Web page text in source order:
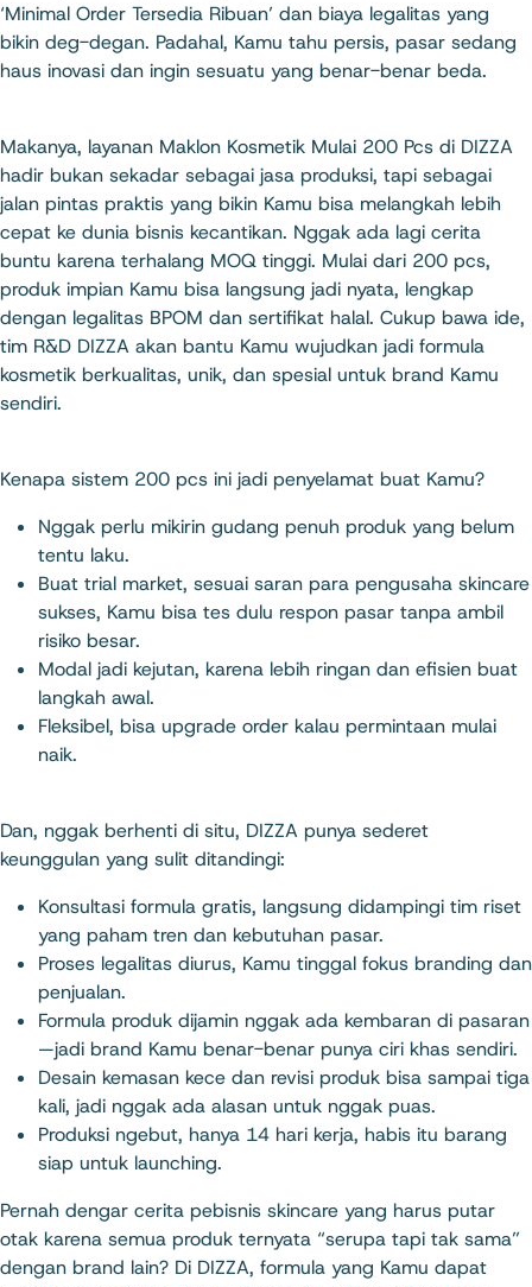
‘Minimal Order Tersedia Ribuan’ dan biaya legalitas yang
bikin deg-degan. Padahal, Kamu tahu persis, pasar sedang
haus inovasi dan ingin sesuatu yang benar-benar beda.
Makanya, layanan Maklon Kosmetik Mulai 200 Pcs di DIZZA
hadir bukan sekadar sebagai jasa produksi, tapi sebagai
jalan pintas praktis yang bikin Kamu bisa melangkah lebih
cepat ke dunia bisnis kecantikan. Nggak ada lagi cerita
buntu karena terhalang MOQ tinggi. Mulai dari 200 pcs,
produk impian Kamu bisa langsung jadi nyata, lengkap
dengan legalitas BPOM dan sertifikat halal. Cukup bawa ide,
tim R&D DIZZA akan bantu Kamu wujudkan jadi formula
kosmetik berkualitas, unik, dan spesial untuk brand Kamu
sendiri.
Kenapa sistem 200 pcs ini jadi penyelamat buat Kamu?
Nggak perlu mikirin gudang penuh produk yang belum
tentu laku.
Buat trial market, sesuai saran para pengusaha skincare
sukses, Kamu bisa tes dulu respon pasar tanpa ambil
risiko besar.
Modal jadi kejutan, karena lebih ringan dan efisien buat
langkah awal.
Fleksibel, bisa upgrade order kalau permintaan mulai
naik.
Dan, nggak berhenti di situ, DIZZA punya sederet
keunggulan yang sulit ditandingi:
Konsultasi formula gratis, langsung didampingi tim riset
yang paham tren dan kebutuhan pasar.
Proses legalitas diurus, Kamu tinggal fokus branding dan
penjualan.
Formula produk dijamin nggak ada kembaran di pasaran
—jadi brand Kamu benar-benar punya ciri khas sendiri.
Desain kemasan kece dan revisi produk bisa sampai tiga
kali, jadi nggak ada alasan untuk nggak puas.
Produksi ngebut, hanya 14 hari kerja, habis itu barang
siap untuk launching.
Pernah dengar cerita pebisnis skincare yang harus putar
otak karena semua produk ternyata “serupa tapi tak sama”
dengan brand lain? Di DIZZA, formula yang Kamu dapat